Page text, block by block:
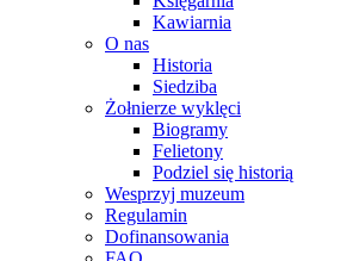
Kawiarnia
O nas
Historia
Siedziba
Żołnierze wyklęci
Biogramy
Felietony
Podziel się historią
Wesprzyj muzeum
Regulamin
Dofinansowania